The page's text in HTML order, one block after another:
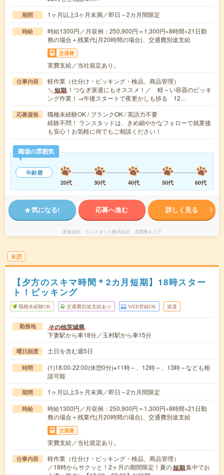
期間 1ヶ月以上3ヶ月未満／即日～2カ月間限定
時給
時給1300円／月収例：250,900円＝1,300円×8時間×21日勤
務の場合＋残業代(月20時間の場合)、交通費別途支給
交通費
実費支給／当社規定あり。
仕事内容
軽作業（仕分け・ピッキング・検品、商品管理）
＼ 短期 ！つなぎ派遣にもオススメ！／ 軽～い容器のピッキ
ング作業！→午後スタートで夜更かしも捗る 12…
応募資格
職種未経験OK / ブランクOK / 英語力不要
経験不問！ ランスタッドは、きめ細やかなフォローで就業後
も安心！お気軽に何でもご相談ください！
職場の雰囲気
年齢層
20代
30代 40代 50代 60代
気になる! 応募へ進む 詳しく見る
派遣会社 ランスタッド株式会社 北関東エリア
未読
【夕方のスキマ時間＊2カ月短期】18時スター
ト！ピッキング
職種未経験OK 交通費別途支給あり WEB登録OK 派遣
勤務地 その他茨城県
下妻駅から車18分／玉村駅から車15分
曜日頻度 土日を含む週5日
時間
(1)18:00-22:00(休憩0分)※11時～、12時～、13時～なども相
談可能
期間 1ヶ月以上3ヶ月未満／即日～2カ月間限定
時給
時給1300円／月収例：250,900円＝1,300円×8時間×21日勤
務の場合＋残業代(月20時間の場合)、交通費別途支給
交通費
実費支給／当社規定あり。
仕事内容
軽作業（仕分け・ピッキング・検品、商品管理）
／18時からサクッと！2ヶ月の期間限定！夏の短期集中でお